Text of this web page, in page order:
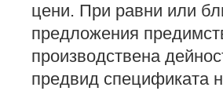
цени. При равни или
предложения
производствена
предвид спецификата